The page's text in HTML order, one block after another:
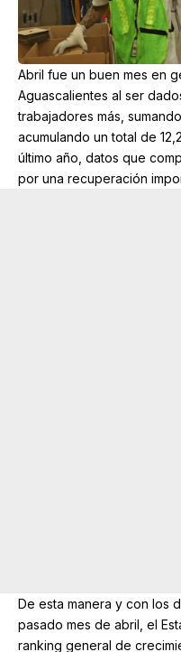
Abril fue un buen mes en
Aguascalientes al ser
trabajadores más,
acumulando un total de
último año, datos que
por una recuperación
De esta manera y con los
pasado mes de abril, el
ranking general de